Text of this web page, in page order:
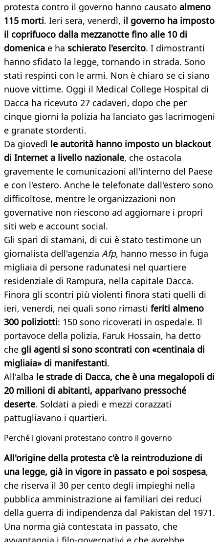
protesta contro il governo hanno causato almeno
115 morti. Ieri sera, venerdì, il governo ha imposto
il coprifuoco dalla mezzanotte fino alle 10 di
domenica e ha schierato l'esercito. I dimostranti
hanno sfidato la legge, tornando in strada. Sono
stati respinti con le armi. Non è chiaro se ci siano
nuove vittime. Oggi il Medical College Hospital di
Dacca ha ricevuto 27 cadaveri, dopo che per
cinque giorni la polizia ha lanciato gas lacrimogeni
e granate stordenti.
Da giovedì le autorità hanno imposto un blackout
di Internet a livello nazionale, che ostacola
gravemente le comunicazioni all'interno del Paese
e con l'estero. Anche le telefonate dall'estero sono
difficoltose, mentre le organizzazioni non
governative non riescono ad aggiornare i propri
siti web e account social.
Gli spari di stamani, di cui è stato testimone un
giornalista dell'agenzia Afp, hanno messo in fuga
migliaia di persone radunatesi nel quartiere
residenziale di Rampura, nella capitale Dacca.
Finora gli scontri più violenti finora stati quelli di
ieri, venerdì, nei quali sono rimasti feriti almeno
300 poliziotti: 150 sono ricoverati in ospedale. Il
portavoce della polizia, Faruk Hossain, ha detto
che gli agenti si sono scontrati con «centinaia di
migliaia» di manifestanti.
All'alba le strade di Dacca, che è una megalopoli di
20 milioni di abitanti, apparivano pressoché
deserte. Soldati a piedi e mezzi corazzati
pattugliavano i quartieri.
Perché i giovani protestano contro il governo
All'origine della protesta c'è la reintroduzione di
una legge, già in vigore in passato e poi sospesa,
che riserva il 30 per cento degli impieghi nella
pubblica amministrazione ai familiari dei reduci
della guerra di indipendenza dal Pakistan del 1971.
Una norma già contestata in passato, che